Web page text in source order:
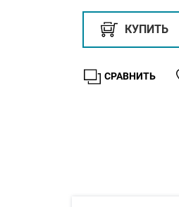
КУПИТЬ
СРАВНИТЬ